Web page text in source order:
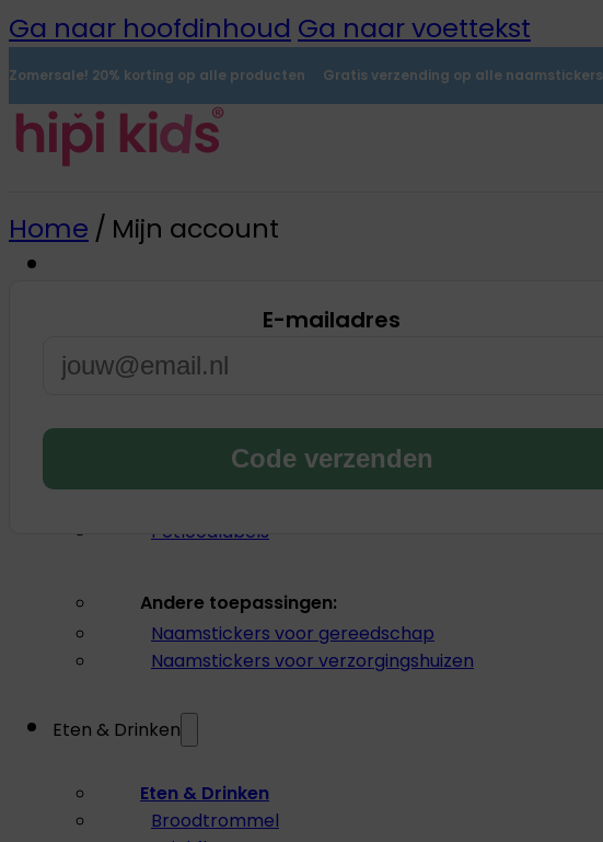
Ga naar hoofdinhoud Ga naar voettekst
Zomersale! 20% korting op alle producten Gratis verzending op alle naamstickers
Naamstickers
Instrijklabels
Potloodlabels
Andere toepassingen:
Naamstickers voor gereedschap
Naamstickers voor verzorgingshuizen
Eten & Drinken
Eten & Drinken
Broodtrommel
Home / Mijn account
E-mailadres
Code verzenden